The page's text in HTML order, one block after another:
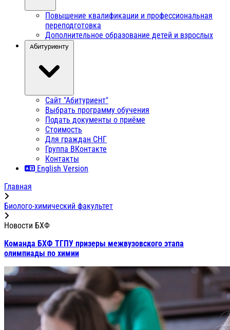
Повышение квалификации и профессиональная
переподготовка
Дополнительное образование детей и взрослых
Абитуриенту
Сайт "Абитуриент"
Выбрать программу обучения
Подать документы о приёме
Стоимость
Для граждан СНГ
Группа ВКонтакте
Контакты
English Version
Главная
Биолого-химический факультет
Новости БХФ
Команда БХФ ТГПУ призеры межвузовского этапа
олимпиады по химии